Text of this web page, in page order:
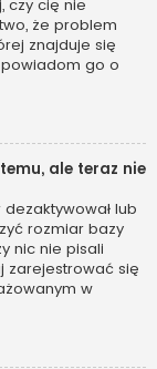
czy cię nie
że problem
znajduje się
powiadom go o
ale teraz nie
lub
rozmiar bazy
nic nie pisali
zarejestrować się
w